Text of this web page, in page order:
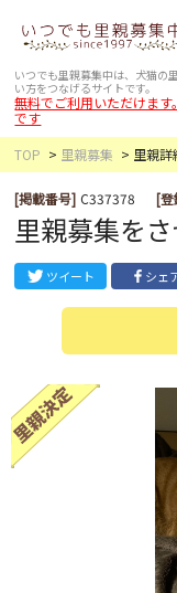
いつでも里親募集中は、犬猫の
い方をつなげるサイトです。
無料でご利用いただけま
です
TOP
里親募集 里親詳
[掲載番号] C337378 [
里親募集を
ツイート シェ